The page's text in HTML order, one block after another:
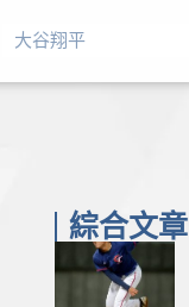
綜合文章